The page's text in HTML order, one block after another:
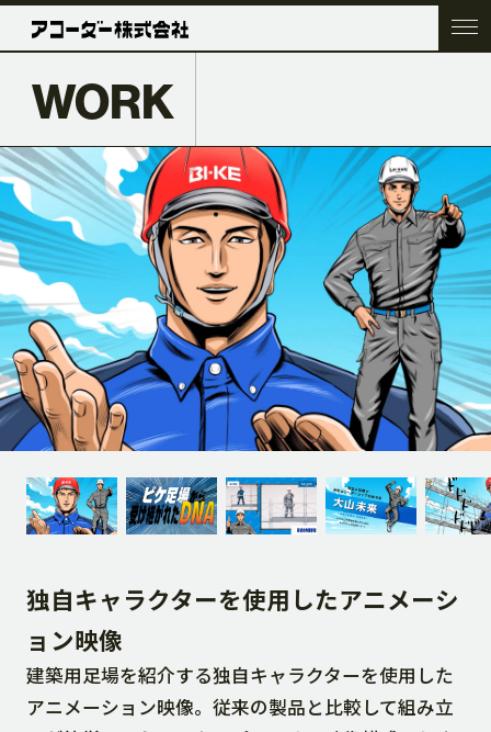
TOP
COMPANY
SERVICE
WORK
ACC BLOG
DOWNLOAD
CONTACT
RECRUIT SITE
WORK
独自キャラクターを使用したアニメーシ
ョン映像
建築用足場を紹介する独自キャラクターを使用した
アニメーション映像。従来の製品と比較して組み立